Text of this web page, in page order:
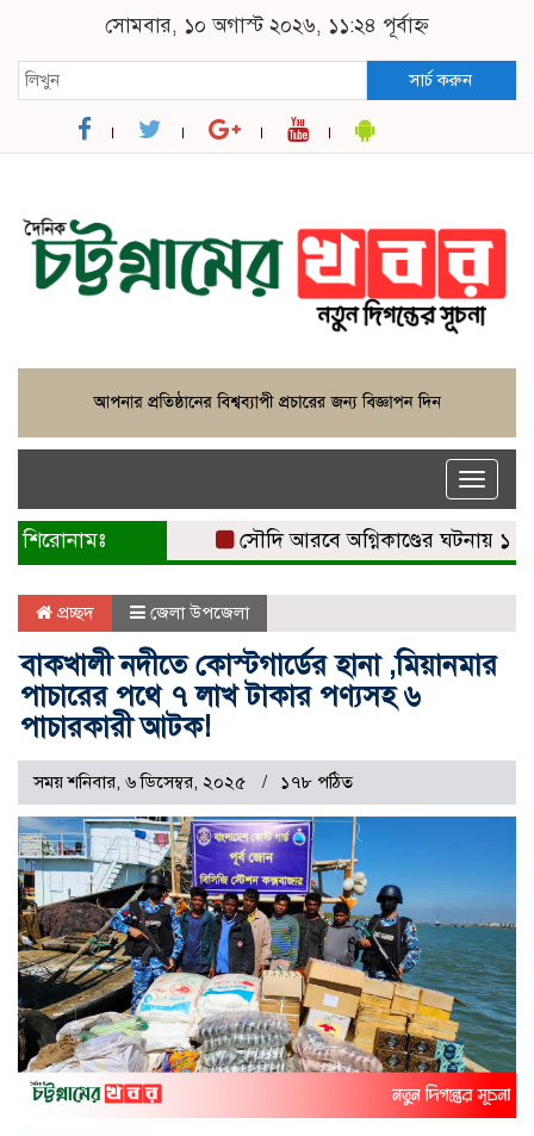
সোমবার, ১০ অগাস্ট ২০২৬, ১১:২৪ পূর্বাহ্ন
সার্চ করুন
Toggle
শিরোনামঃ সৌদি আরবে অগ্নিকাণ্ডের ঘটনায় ১৭
প্রচ্ছদ জেলা উপজেলা
বাকখালী নদীতে কোস্টগার্ডের হানা ,মিয়ানমার
পাচারের পথে ৭ লাখ টাকার পণ্যসহ ৬
পাচারকারী আটক!
সময় শনিবার, ৬ ডিসেম্বর, ২০২৫ ১৭৮ পঠিত